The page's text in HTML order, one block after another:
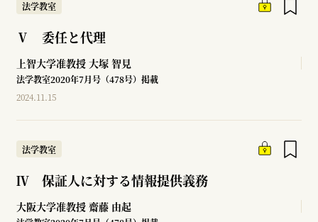
法学教室
Ⅴ 委任と代理
上智大学准教授 大塚 智見
法学教室2020年7月号（478号）掲載
2024.11.15
法学教室
Ⅳ 保証人に対する情報提供義務
大阪大学准教授 齋藤 由起